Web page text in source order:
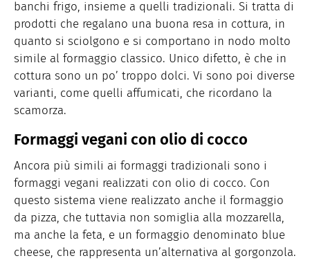
banchi frigo, insieme a quelli tradizionali. Si tratta di
prodotti che regalano una buona resa in cottura, in
quanto si sciolgono e si comportano in nodo molto
simile al formaggio classico. Unico difetto, è che in
cottura sono un po’ troppo dolci. Vi sono poi diverse
varianti, come quelli affumicati, che ricordano la
scamorza.
Formaggi vegani con olio di cocco
Ancora più simili ai formaggi tradizionali sono i
formaggi vegani realizzati con olio di cocco. Con
questo sistema viene realizzato anche il formaggio
da pizza, che tuttavia non somiglia alla mozzarella,
ma anche la feta, e un formaggio denominato blue
cheese, che rappresenta un’alternativa al gorgonzola.